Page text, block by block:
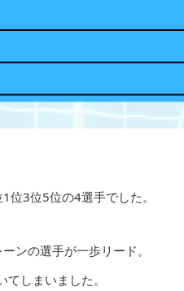
位3位5位の4選手でした。
ンの選手が一歩リード。
しまいました。